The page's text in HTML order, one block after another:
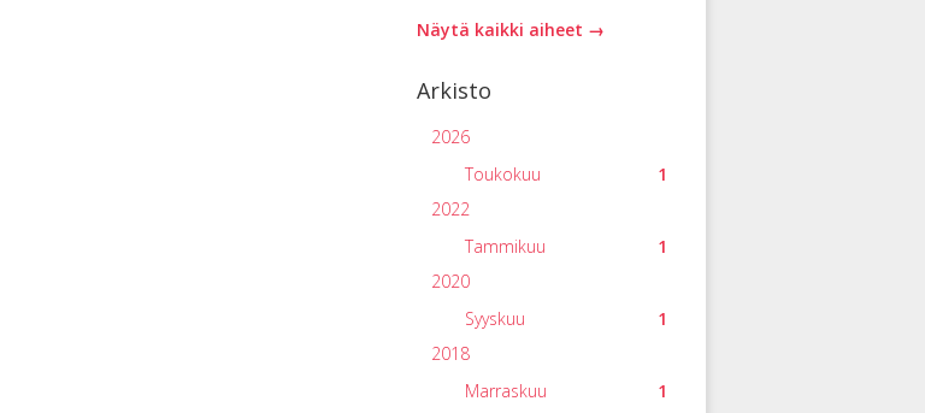
Näytä kaikki aiheet →
Arkisto
2026
1
Toukokuu
2022
1
Tammikuu
2020
1
Syyskuu
2018
1
Marraskuu